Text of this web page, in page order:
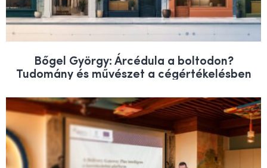
Bőgel György: Árcédula a boltodon?
Tudomány és művészet a cégértékelésben